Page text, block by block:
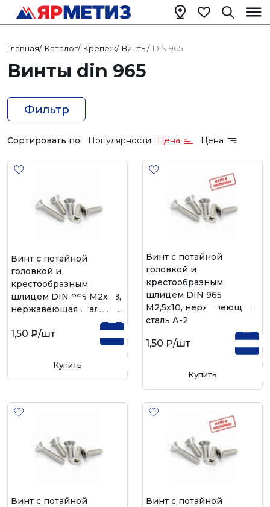
Главная/ Каталог/ Крепеж/ Винты/ DIN 965
Винты din 965
Фильтр
Сортировать по: Популярности Цена Цена
Винт с потайной
головкой и
крестообразным
шлицем DIN 965 М2х08,
нержавеющая сталь А-2
1,50 ₽/шт
Купить
Винт с потайной
головкой и
крестообразным
шлицем DIN 965
М2,5х10, нержавеющая
сталь А-2
1,50 ₽/шт
Купить
Винт с потайной
Винт с потайной